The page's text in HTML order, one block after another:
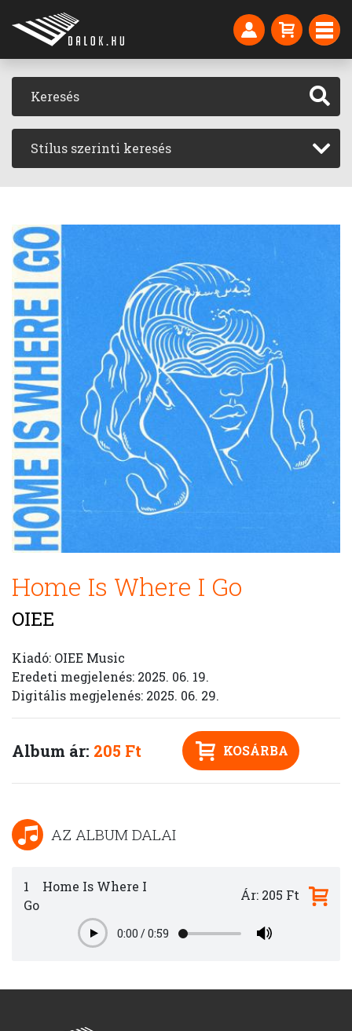
Stílus szerinti keresés
Home Is Where I Go
OIEE
Kiadó: OIEE Music
Eredeti megjelenés: 2025. 06. 19.
Digitális megjelenés: 2025. 06. 29.
Album ár: 205 Ft KOSÁRBA
AZ ALBUM DALAI
1
Home Is Where I
Go
Play0:00 /0:59
Ár: 205 Ft